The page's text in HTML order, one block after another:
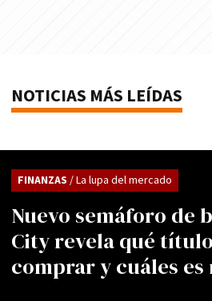
NOTICIAS MÁS LEÍDAS
Nuevo semáforo de
City revela qué
comprar y cuáles
FINANZAS / La lupa del mercado